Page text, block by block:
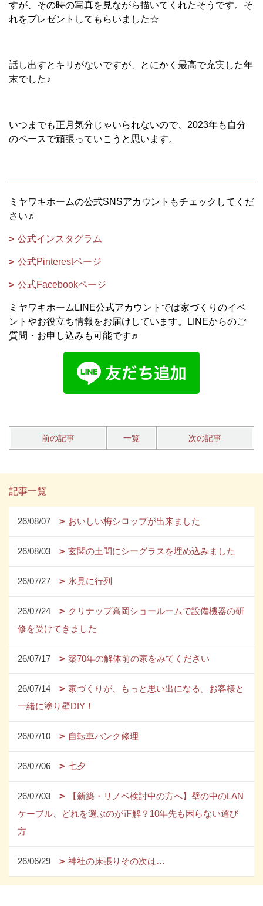
すが、その時の写真を見ながら描いてくれたそうです。そ
れをプレゼントしてもらいました☆
話し出すとキリがないですが、とにかく最高で充実した年
末でした♪
いつまでも正月気分じゃいられないので、2023年も自分
のペースで頑張っていこうと思います。
ミヤワキホームの公式SNSアカウントもチェックしてくだ
さい♬
公式インスタグラム
公式Pinterestページ
公式Facebookページ
ミヤワキホームLINE公式アカウントでは家づくりのイベ
ントやお役立ち情報をお届けしています。LINEからのご
質問・お申し込みも可能です♬
前の記事 一覧 次の記事
記事一覧
26/08/07 おいしい梅シロップが出来ました
26/08/03 玄関の土間にシーグラスを埋め込みました
26/07/27 氷見に行列
26/07/24
クリナップ高岡ショールームで設備機器の研
修を受けてきました
26/07/17 築70年の解体前の家をみてください
26/07/14
家づくりが、もっと思い出になる。お客様と
一緒に塗り壁DIY！
26/07/10 自転車パンク修理
26/07/06 七夕
26/07/03
【新築・リノベ検討中の方へ】壁の中のLAN
ケーブル、どれを選ぶのが正解？10年先も困らない選び
方
26/06/29 神社の床張りその次は…